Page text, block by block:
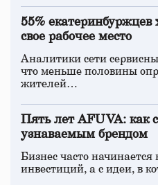
55%
свое рабочее место
Аналитики сети
что меньше половины
жителей…
Пять лет AFUVA: как
узнаваемым брендом
Бизнес часто
инвестиций, а с идеи, в